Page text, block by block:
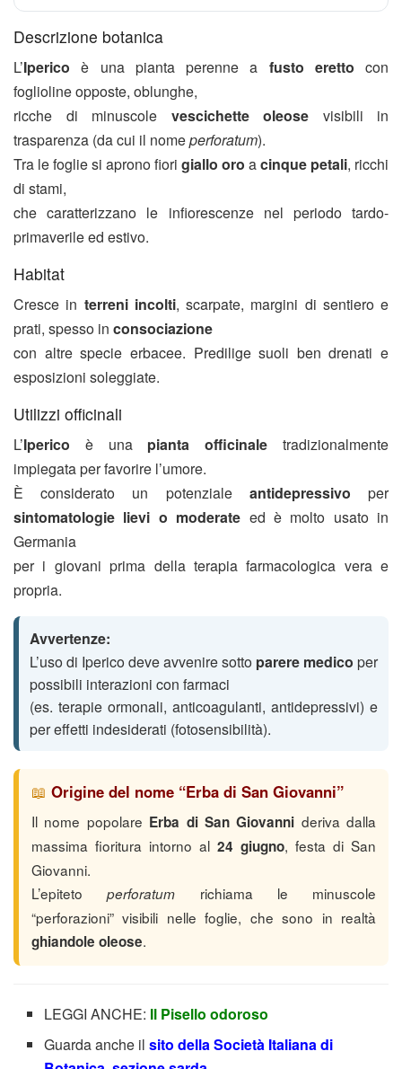
Descrizione botanica
L’Iperico è una pianta perenne a fusto eretto con
foglioline opposte, oblunghe,
ricche di minuscole vescichette oleose visibili in
trasparenza (da cui il nomeperforatum).
Tra le foglie si aprono fiori giallo oro acinque petali, ricchi
di stami,
che caratterizzano le infiorescenze nel periodo tardo-
primaverile ed estivo.
Habitat
Cresce in terreni incolti, scarpate, margini di sentiero e
prati, spesso in consociazione
con altre specie erbacee. Predilige suoli ben drenati e
esposizioni soleggiate.
Utilizzi officinali
L’Iperico è una pianta officinale tradizionalmente
impiegata per favorire l’umore.
È considerato un potenziale antidepressivo per
sintomatologie lievi o moderate ed è molto usato in
Germania
per i giovani prima della terapia farmacologica vera e
propria.
Avvertenze:
L’uso di Iperico deve avvenire sotto parere medico per
possibili interazioni con farmaci
(es. terapie ormonali, anticoagulanti, antidepressivi) e
per effetti indesiderati (fotosensibilità).
📖 Origine del nome “Erba di San Giovanni”
Il nome popolare Erba di San Giovanni deriva dalla
massima fioritura intorno al 24 giugno, festa di San
Giovanni.
L’epitetoperforatum richiama le minuscole
“perforazioni” visibili nelle foglie, che sono in realtà
ghiandole oleose.
LEGGI ANCHE: Il Pisello odoroso
Guarda anche il sito della Società Italiana di